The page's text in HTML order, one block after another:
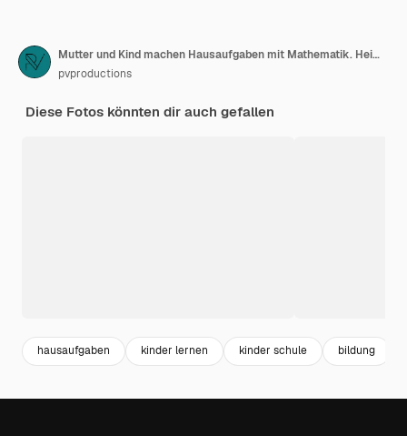
Mutter und Kind machen Hausaufgaben mit Mathematik. Heimschul- und Bildungskonzept.
pvproductions
Diese Fotos könnten dir auch gefallen
hausaufgaben kinder lernen kinder schule bildung